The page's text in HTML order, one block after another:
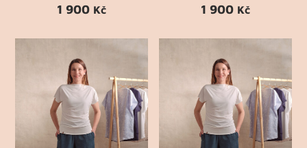
1 900 Kč 1 900 Kč